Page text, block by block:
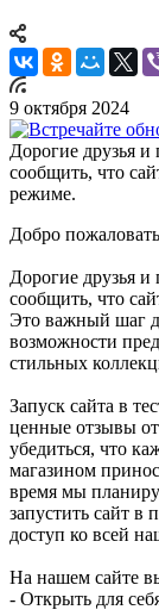
9 октября 2024
Дорогие друзья
сообщить, что
режиме.
Добро
Дорогие друзья
сообщить, что
Это важный шаг
возможности
стильных
Запуск сайта в
ценные отзывы
убедиться, что
магазином
время мы
запустить сайт в
доступ ко всей
На нашем сайте
- Открыть для